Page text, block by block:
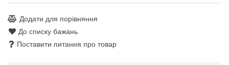
Додати для порівняння
До списку бажань
Поставити питання про товар